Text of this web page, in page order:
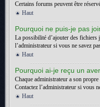
Certains forums peuvent être
Haut
Pourquoi ne puis-je pas
La possibilité d’ajouter des fichiers
l’administrateur si vous ne savez
Haut
Pourquoi ai-je reçu un
Chaque administrateur a son
Contactez l’administrateur si vous
Haut